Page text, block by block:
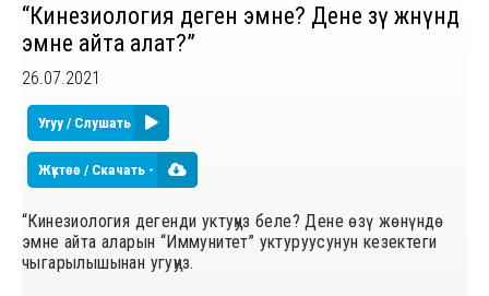
“Кинезиология деген эмне? Дене ѳзү жѳнүндѳ
эмне айта алат?”
26.07.2021
Угуу / Слушать
Жүктөө / Скачать -
“Кинезиология дегенди уктуңуз беле? Дене ѳзү жѳнүндѳ
эмне айта аларын “Иммунитет” уктуруусунун кезектеги
чыгарылышынан угуңуз.